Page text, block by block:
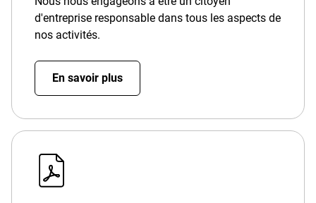
d'entreprise responsable dans tous les aspects de
nos activités.
En savoir plus